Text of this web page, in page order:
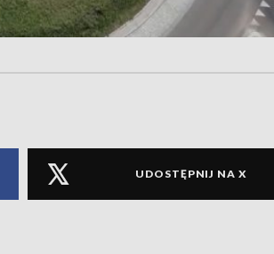
UDOSTĘPNIJ NA X